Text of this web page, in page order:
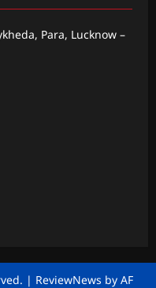
Para, Lucknow –
| ReviewNews by AF